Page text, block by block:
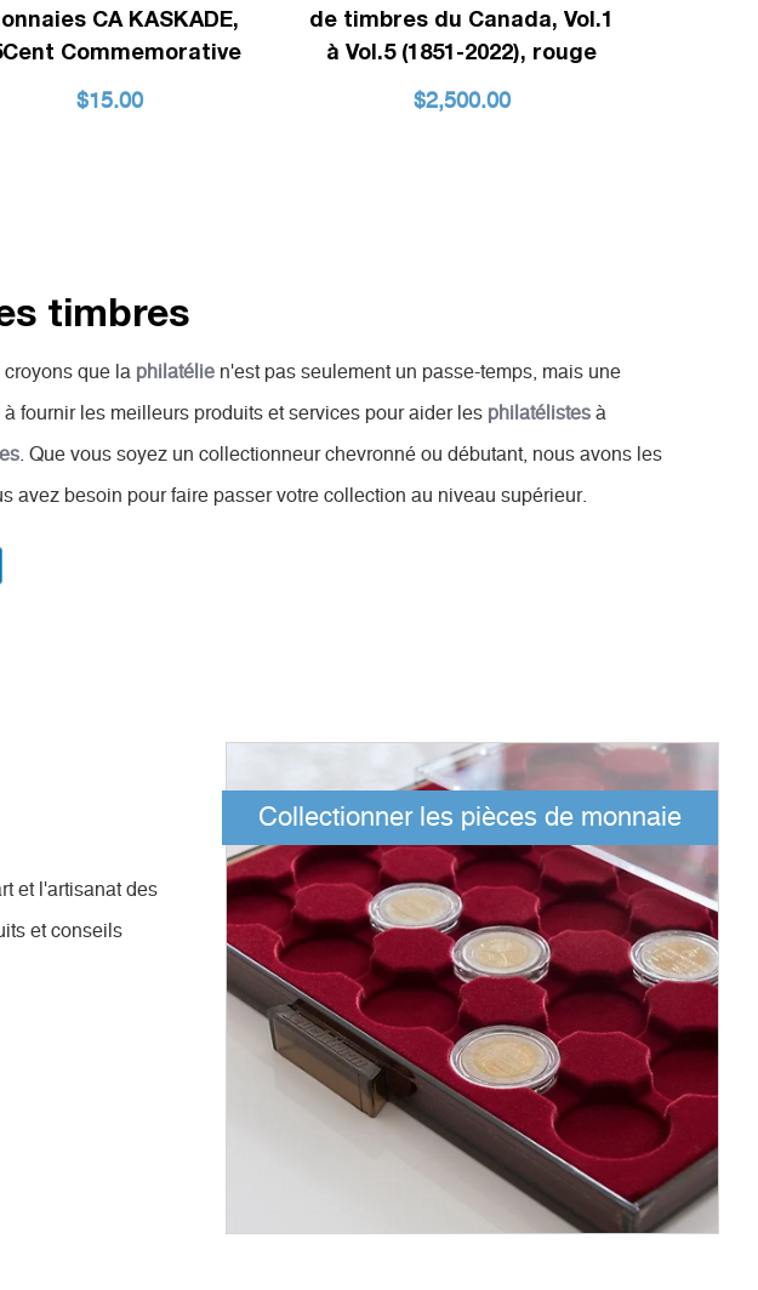
CA KASKADE,
Commemorative
$15.00
de timbres du Canada, Vol.1
à Vol.5 (1851-2022), rouge
$2,500.00
timbres
croyons que la philatélien'est pas seulement un passe-temps, mais une
fournir les meilleurs produits et services pour aider les philatélistesà
. Que vous soyez un collectionneur chevronné ou débutant, nous avons les
avez besoin pour faire passer votre collection au niveau supérieur.
Collectionner les pièces de monnaie
et l'artisanat des
et conseils